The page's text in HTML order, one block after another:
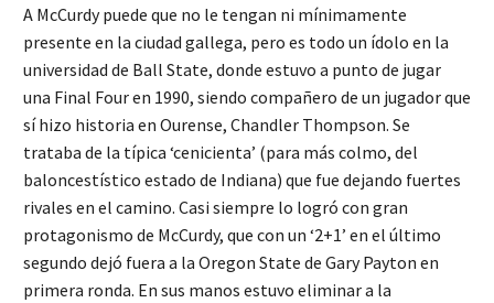
A McCurdy puede que no le tengan ni mínimamente
presente en la ciudad gallega, pero es todo un ídolo en la
universidad de Ball State, donde estuvo a punto de jugar
una Final Four en 1990, siendo compañero de un jugador que
sí hizo historia en Ourense, Chandler Thompson. Se
trataba de la típica ‘cenicienta’ (para más colmo, del
baloncestístico estado de Indiana) que fue dejando fuertes
rivales en el camino. Casi siempre lo logró con gran
protagonismo de McCurdy, que con un ‘2+1’ en el último
segundo dejó fuera a la Oregon State de Gary Payton en
primera ronda. En sus manos estuvo eliminar a la